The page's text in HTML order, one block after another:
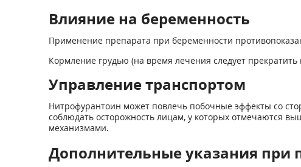
Влияние на беременность
Применение препарата при беременности
Кормление грудью (на время лечения следует прекратить
Управление транспортом
Нитрофурантоин может повлечь побочные эффекты со
соблюдать осторожность лицам, у которых отмечаются
механизмами.
Дополнительные указания при